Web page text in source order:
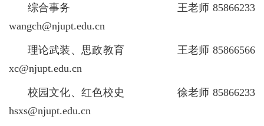
综合事务 王老师 85866233
wangch@njupt.edu.cn
理论武装、思政教育 王老师 85866566
xc@njupt.edu.cn
校园文化、红色校史 徐老师 85866233
hsxs@njupt.edu.cn